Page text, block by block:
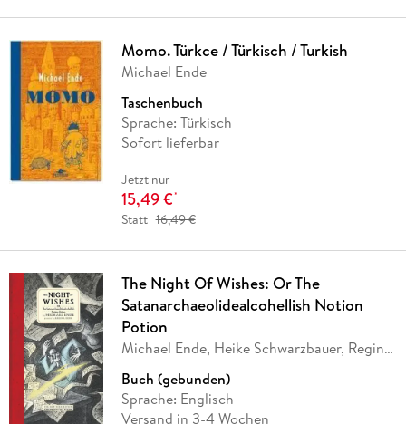
Momo. Türkce / Türkisch / Turkish
Michael Ende
Taschenbuch
Sprache: Türkisch
Sofort lieferbar
Jetzt nur
15,49 €*
Statt 16,49 €
The Night Of Wishes: Or The
Satanarchaeolidealcohellish Notion
Potion
Michael Ende, Heike Schwarzbauer, Regina
Buch (gebunden)
Sprache: Englisch
Versand in 3-4 Wochen